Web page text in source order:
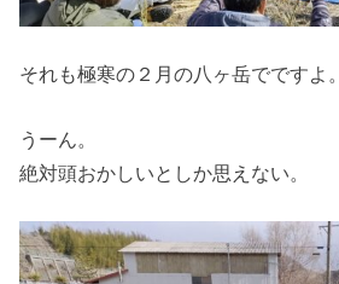
それも極寒の２月の八ヶ岳でですよ。
うーん。
絶対頭おかしいとしか思えない。